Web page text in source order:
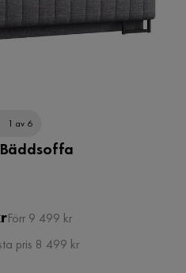
1 av 6
Pris
Original
Pris
Förr 9 499 kr
pris 8 499 kr